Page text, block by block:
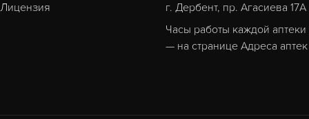
Лицензия
г. Дербент, пр. Агасиева 17А
Часы работы каждой аптеки
— на странице Адреса аптек